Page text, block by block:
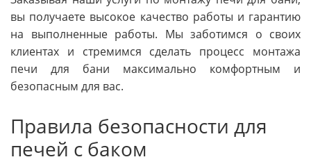
вы получаете высокое качество работы и гарантию
на выполненные работы. Мы заботимся о своих
клиентах и стремимся сделать процесс монтажа
печи для бани максимально комфортным и
безопасным для вас.
Правила безопасности для
печей с баком